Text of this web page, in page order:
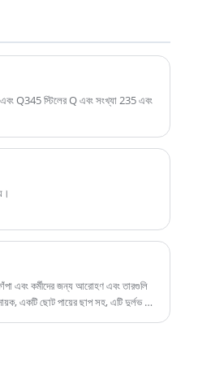
ব্যবহার করে।
Q345 স্টিলের Q এবং সংখ্যা 235 এবং
এবং কর্মীদের জন্য আরোহণ এবং তারগুলি
একটি ছোট পায়ের ছাপ সহ, এটি দুর্লভ ভূমি